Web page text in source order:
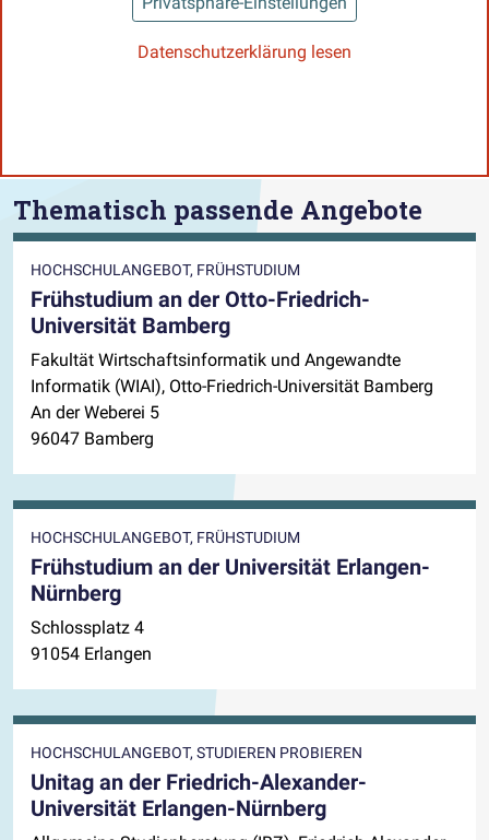
Datenschutzerklärung lesen
Thematisch passende Angebote
HOCHSCHULANGEBOT, FRÜHSTUDIUM
Frühstudium an der Otto-Friedrich-
Universität Bamberg
Fakultät Wirtschaftsinformatik und Angewandte
Informatik (WIAI), Otto-Friedrich-Universität Bamberg
An der Weberei 5
96047 Bamberg
HOCHSCHULANGEBOT, FRÜHSTUDIUM
Frühstudium an der Universität Erlangen-
Nürnberg
Schlossplatz 4
91054 Erlangen
HOCHSCHULANGEBOT, STUDIEREN PROBIEREN
Unitag an der Friedrich-Alexander-
Universität Erlangen-Nürnberg